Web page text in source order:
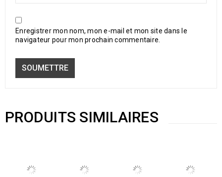
Enregistrer mon nom, mon e-mail et mon site dans le
navigateur pour mon prochain commentaire.
PRODUITS SIMILAIRES